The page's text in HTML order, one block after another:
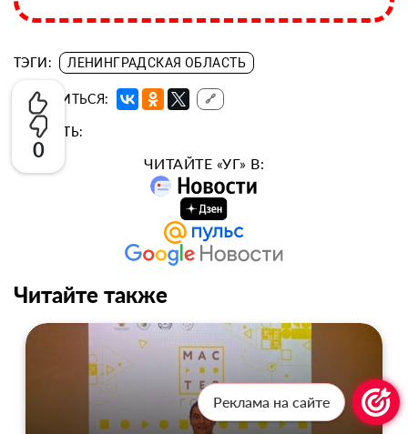
0
ТЭГИ: ЛЕНИНГРАДСКАЯ ОБЛАСТЬ
ПОДЕЛИТЬСЯ: 🔗
ОЦЕНИТЬ:
ЧИТАЙТЕ «УГ» В:
Читайте также
Реклама на сайте